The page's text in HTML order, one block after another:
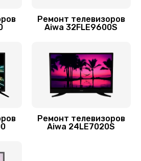
Заказать
(HDMI, DVI, Дисплей порта)
1200 руб.
SCART-разъема
Ремонт телевизоров
Aiwa 32FLE9600S
Ремонт телевизоров
Aiwa 24LE7020S